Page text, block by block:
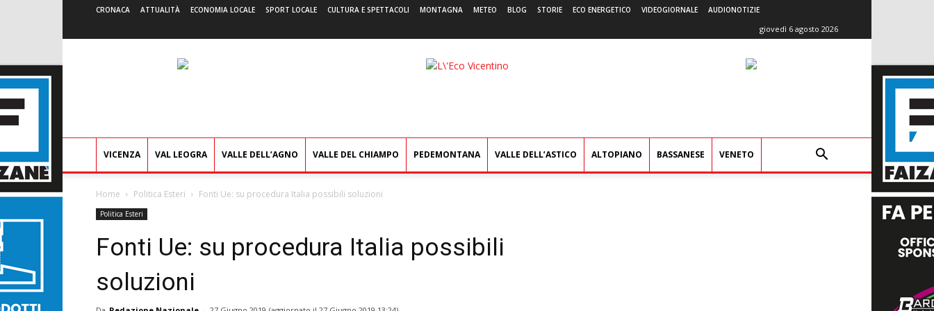
CRONACA ATTUALITÀ ECONOMIA LOCALE SPORT LOCALE CULTURA E SPETTACOLI MONTAGNA METEO BLOG STORIE ECO ENERGETICO VIDEOGIORNALE AUDIONOTIZIE
giovedì 6 agosto 2026
L'Eco
VICENZA VAL LEOGRA VALLE DELL’AGNO VALLE DEL CHIAMPO PEDEMONTANA VALLE DELL’ASTICO ALTOPIANO BASSANESE VENETO
Home Politica Esteri Fonti Ue: su procedura Italia possibili soluzioni
Politica Esteri
Fonti Ue: su procedura Italia possibili
soluzioni